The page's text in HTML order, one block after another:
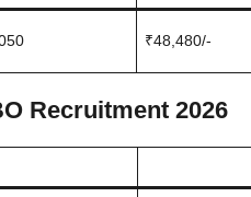
₹48,480/-
Recruitment 2026